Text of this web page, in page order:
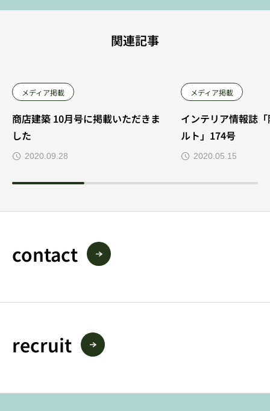
関連記事
メディア掲載
商店建築 10月号に掲載いただきま
した
2020.09.28
メディア掲載
インテリア情報誌
ルト」174号
2020.05.15
contact
recruit